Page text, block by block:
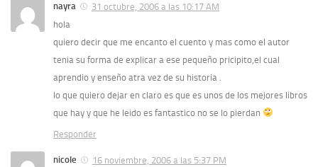
nayra
31 octubre, 2006 a las 10:17 AM
hola
quiero decir que me encanto el cuento y mas como el autor
tenia su forma de explicar a ese pequeño pricipito,el cual
aprendio y enseño atra vez de su historia .
lo que quiero dejar en claro es que es unos de los mejores libros
que hay y que he leido es fantastico no se lo pierdan
Responder
nicole
16 noviembre, 2006 a las 5:37 PM